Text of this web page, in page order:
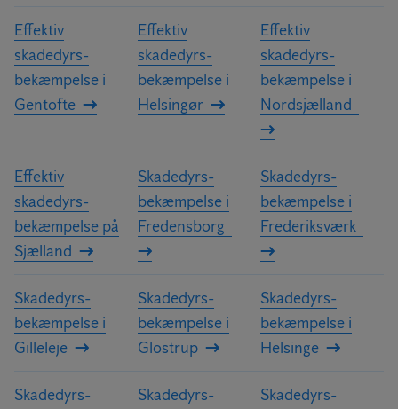
Effektiv
skadedyrs­
bekæmpelse i
Gentofte
Effektiv
skadedyrs­
bekæmpelse i
Helsingør
Effektiv
skadedyrs­
bekæmpelse i
Nordsjælland
Effektiv
skadedyrs­
bekæmpelse på
Sjælland
Skadedyrs­
bekæmpelse i
Fredensborg
Skadedyrs­
bekæmpelse i
Frederiksværk
Skadedyrs­
bekæmpelse i
Gilleleje
Skadedyrs­
bekæmpelse i
Glostrup
Skadedyrs­
bekæmpelse i
Helsinge
Skadedyrs­
Skadedyrs­
Skadedyrs­